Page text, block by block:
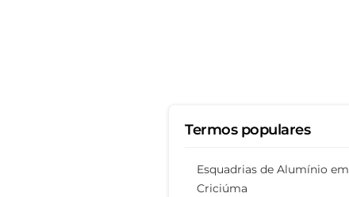
Termos populares
Esquadrias de Alumínio em
Criciúma